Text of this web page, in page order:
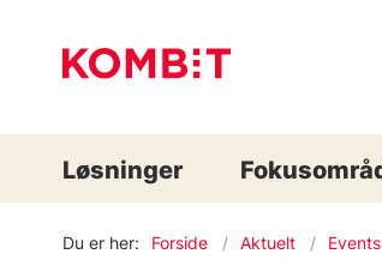
Løsninger
Du er her: Forside Aktuelt Events